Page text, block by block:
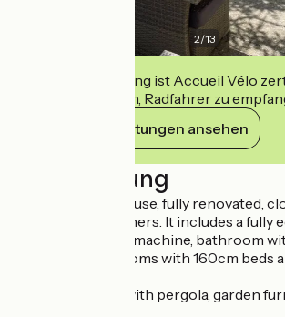
2/13
Diese Einrichtung ist Accueil Vélo
verpflichtet sich, Radfahrer zu
Ihre Verpflichtungen ansehen
Beschreibung
Old 150m² farmhouse, fully renovated,
bastide of the owners. It includes a fully
with a Nespresso machine, bathroom
machine, 2 bedrooms with 160cm beds
Outside, terrace with pergola, garden